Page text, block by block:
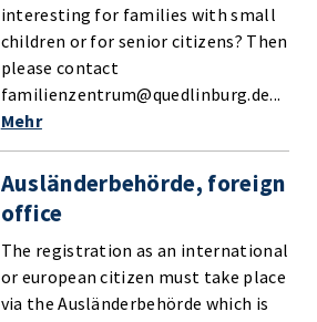
interesting for families with small
children or for senior citizens? Then
please contact
familienzentrum@quedlinburg.de...
Mehr
Ausländerbehörde, foreign
office
The registration as an international
or european citizen must take place
via the Ausländerbehörde which is